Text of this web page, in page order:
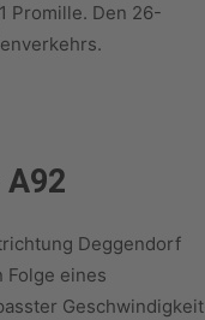
Promille. Den 26-
Deggendorf
Folge eines
Geschwindigkeit